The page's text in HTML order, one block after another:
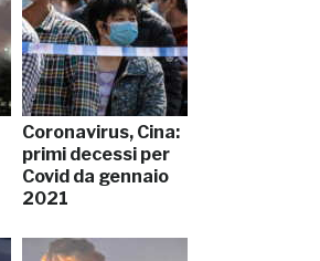
Coronavirus, Cina:
primi decessi per
Covid da gennaio
2021